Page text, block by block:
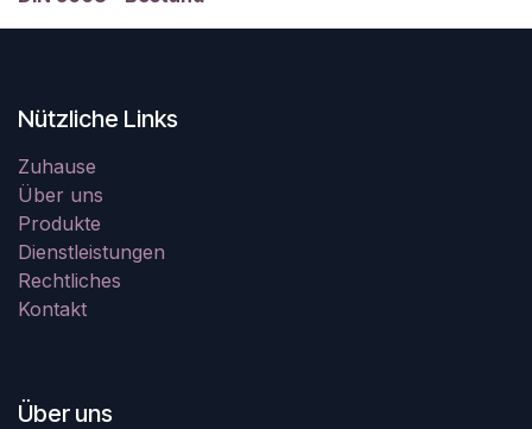
Nützliche Links
Zuhause
Über uns
Produkte
Dienstleistungen
Rechtliches
Kontakt
Über uns